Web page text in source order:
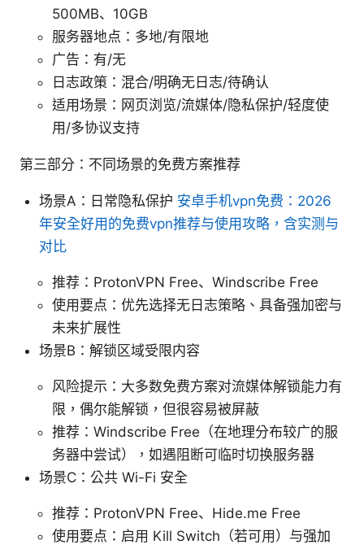
500MB、10GB
服务器地点：多地/有限地
广告：有/无
日志政策：混合/明确无日志/待确认
适用场景：网页浏览/流媒体/隐私保护/轻度使
用/多协议支持
第三部分：不同场景的免费方案推荐
场景A：日常隐私保护 安卓手机vpn免费：2026
年安全好用的免费vpn推荐与使用攻略，含实测与
对比
推荐：ProtonVPN Free、Windscribe Free
使用要点：优先选择无日志策略、具备强加密与
未来扩展性
场景B：解锁区域受限内容
风险提示：大多数免费方案对流媒体解锁能力有
限，偶尔能解锁，但很容易被屏蔽
推荐：Windscribe Free（在地理分布较广的服
务器中尝试），如遇阻断可临时切换服务器
场景C：公共 Wi-Fi 安全
推荐：ProtonVPN Free、Hide.me Free
使用要点：启用 Kill Switch（若可用）与强加